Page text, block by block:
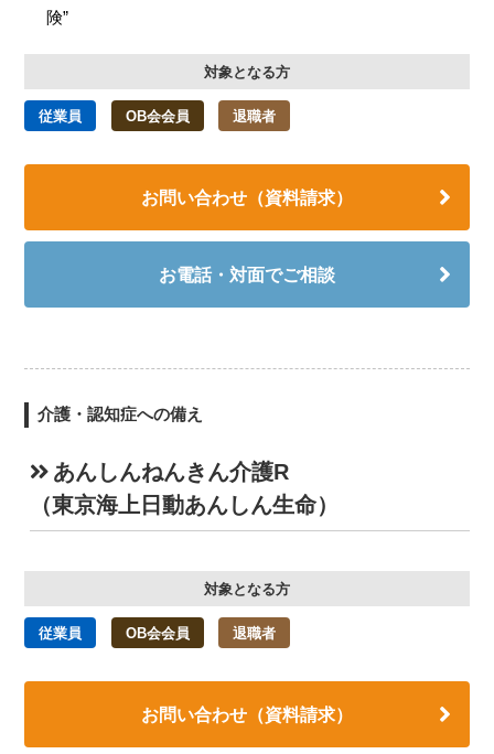
険”
対象となる方
従業員 OB会会員 退職者
お問い合わせ（資料請求）
お電話・対面でご相談
介護・認知症への備え
あんしんねんきん介護R
（東京海上日動あんしん生命）
対象となる方
従業員 OB会会員 退職者
お問い合わせ（資料請求）